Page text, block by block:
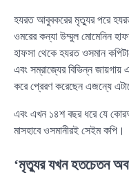
হযরত আবুবকরের মৃত্যুর পরে
ওমরের কন্যা উম্মুল মোমেনিন
হাফসা থেকে হযরত ওসমান
এবং সম্রাজ্যের বিভিন্ন
করে প্রেরণ করেছেন এজন্যে
এবং এখন ১৪শ বছর ধরে যে
মাসহাবে ওসমানীরই সেইম কপি।
‘মৃত্যুর যখন হতচেতন